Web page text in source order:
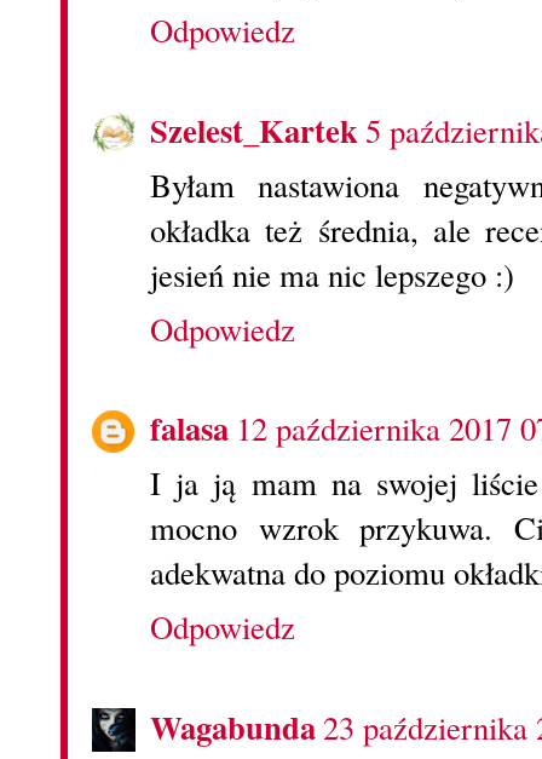
Odpowiedz
Szelest_Kartek5
Byłam nastawiona
okładka też średnia, ale
jesień nie ma nic lepszego :)
Odpowiedz
falasa 12 października 2017
I ja ją mam na swojej liście
mocno wzrok przykuwa.
adekwatna do poziomu
Odpowiedz
Wagabunda23 października